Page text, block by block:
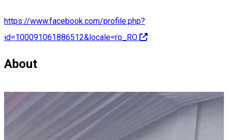
https://www.facebook.com/profile.php?
id=100091061886512&locale=ro_RO
About